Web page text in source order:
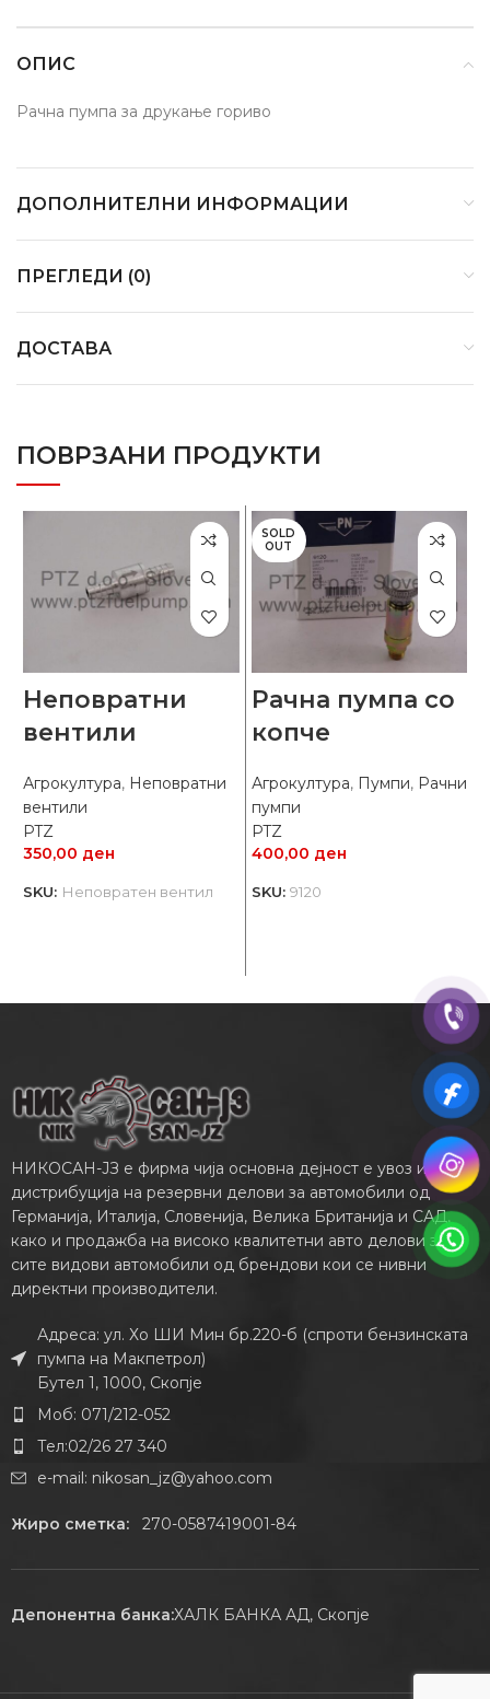
ОПИС
Рачна пумпа за друкање гориво
ДОПОЛНИТЕЛНИ ИНФОРМАЦИИ
ПРЕГЛЕДИ (0)
ДОСТАВА
ПОВРЗАНИ ПРОДУКТИ
Неповратни
вентили
Агрокултура, Неповратни
вентили
PTZ
350,00 ден
SKU: Неповратен вентил
SOLD
OUT
Рачна пумпа со
копче
Агрокултура, Пумпи, Рачни
пумпи
PTZ
400,00 ден
SKU: 9120
НИКОСАН-ЈЗ е фирма чија основна дејност е увоз и
дистрибуција на резервни делови за автомобили од
Германија, Италија, Словенија, Велика Британија и САД,
како и продажба на високо квалитетни авто делови за
сите видови автомобили од брендови кои се нивни
директни производители.
Адреса: ул. Хо ШИ Мин бр.220-б (спроти бензинската
пумпа на Макпетрол)
Бутел 1, 1000, Скопје
Моб: 071/212-052
Тел:02/26 27 340
e-mail: nikosan_jz@yahoo.com
Жиро сметка:270-0587419001-84
Депонентна банка:ХАЛК БАНКА АД, Скопје